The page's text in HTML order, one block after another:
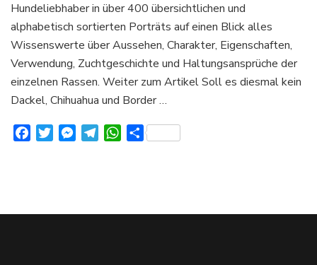
Alles
über
Aussehen
Charakter
und
Verhalten
Hundeliebhaber in über 400 übersichtlichen und
alphabetisch sortierten Porträts auf einen Blick alles
Wissenswerte über Aussehen, Charakter, Eigenschaften,
Verwendung, Zuchtgeschichte und Haltungsansprüche der
einzelnen Rassen. Weiter zum Artikel Soll es diesmal kein
Dackel, Chihuahua und Border …
FacebookTwitterMessenger
TelegramWhatsApp
Teilen